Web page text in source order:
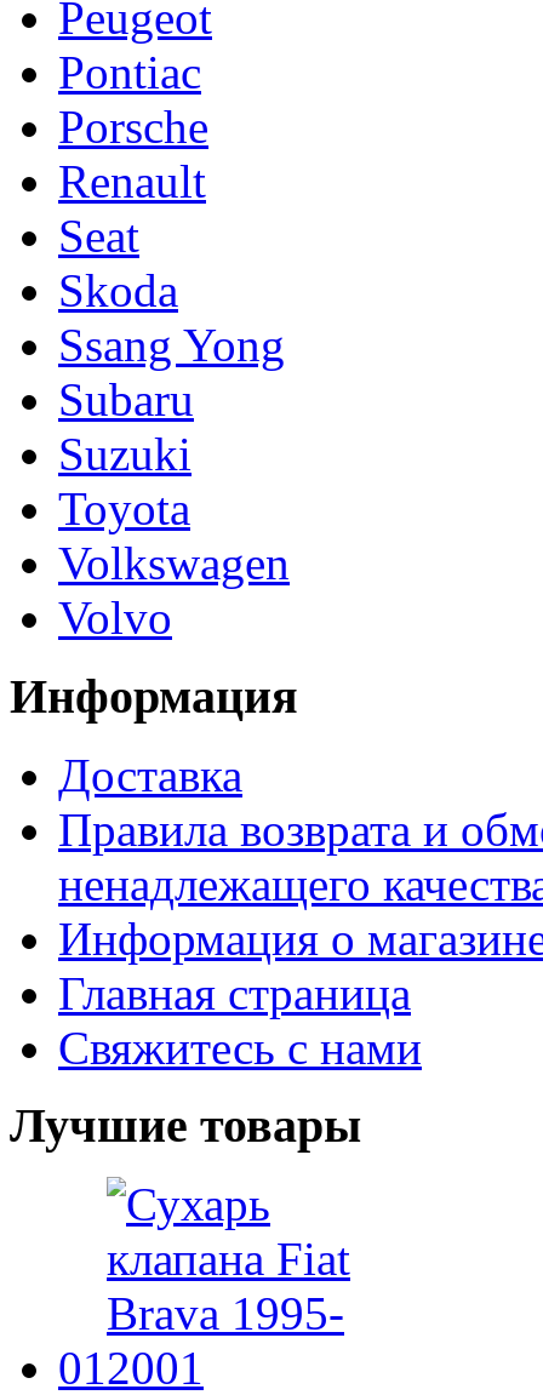
Peugeot
Pontiac
Porsche
Renault
Seat
Skoda
Ssang Yong
Subaru
Suzuki
Toyota
Volkswagen
Volvo
Информация
Доставка
Правила возврата и
ненадлежащего
Информация о
Главная страница
Свяжитесь с нами
Лучшие товары
01